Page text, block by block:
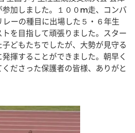
加しました。１００m走、コンバ
ーの種目に出場した５・６年生
を目指して頑張りました。スター
子どもたちでしたが、大勢が見守る
揮することができました。朝早く
ださった保護者の皆様、ありがと